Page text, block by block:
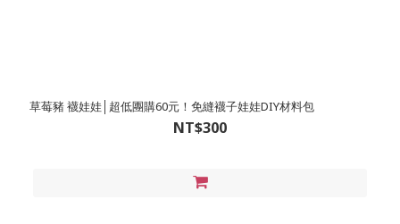
草莓豬 襪娃娃│超低團購60元！免縫襪子娃娃DIY材料包
NT$300